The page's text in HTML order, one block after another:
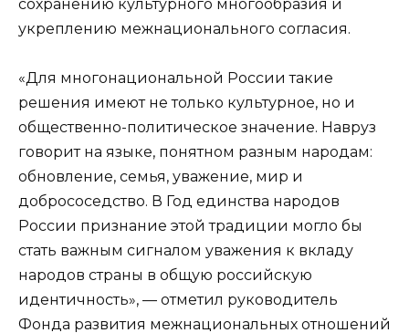
сохранению культурного многообразия и
укреплению межнационального согласия.
«Для многонациональной России такие
решения имеют не только культурное, но и
общественно-политическое значение. Навруз
говорит на языке, понятном разным народам:
обновление, семья, уважение, мир и
добрососедство. В Год единства народов
России признание этой традиции могло бы
стать важным сигналом уважения к вкладу
народов страны в общую российскую
идентичность», — отметил руководитель
Фонда развития межнациональных отношений